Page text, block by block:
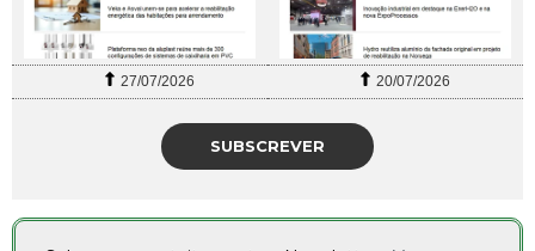
27/07/2026 20/07/2026
SUBSCREVER